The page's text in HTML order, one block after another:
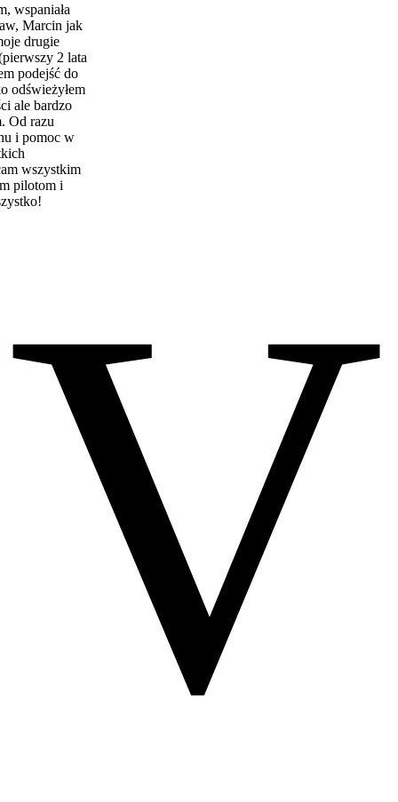
wspaniała
Marcin jak
drugie
2 lata
podejść do
odświeżyłem
ale bardzo
Od razu
i pomoc w
wszystkim
pilotom i